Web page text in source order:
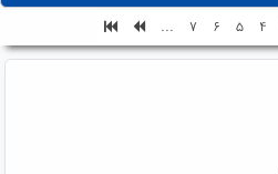
۴ ۵ ۶ ۷ ...